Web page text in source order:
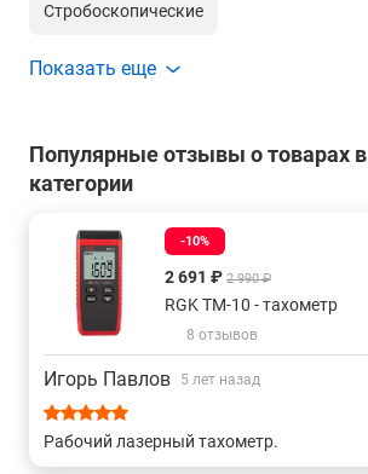
Стробоскопические
Показать еще
Популярные отзывы о товарах в
категории
-10%
2 691 ₽ 2 990 ₽
RGK TM-10 - тахометр
8 отзывов
Игорь Павлов 5 лет назад
Рабочий лазерный тахометр.